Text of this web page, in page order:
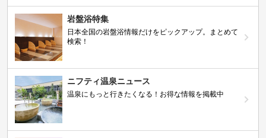
岩盤浴特集
日本全国の岩盤浴情報だけをピックアップ。まとめて
検索！
ニフティ温泉ニュース
温泉にもっと行きたくなる！お得な情報を掲載中